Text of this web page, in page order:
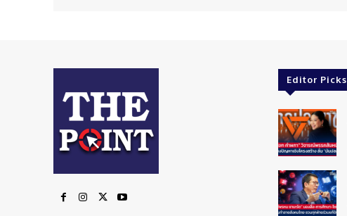
Editor Picks